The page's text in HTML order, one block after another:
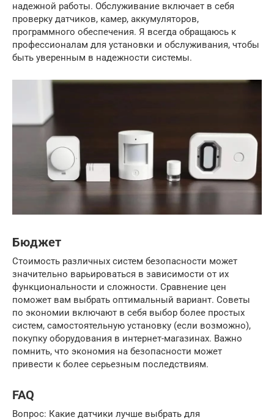
надежной работы. Обслуживание включает в себя
проверку датчиков, камер, аккумуляторов,
программного обеспечения. Я всегда обращаюсь к
профессионалам для установки и обслуживания, чтобы
быть уверенным в надежности системы.
Бюджет
Стоимость различных систем безопасности может
значительно варьироваться в зависимости от их
функциональности и сложности. Сравнение цен
поможет вам выбрать оптимальный вариант. Советы
по экономии включают в себя выбор более простых
систем, самостоятельную установку (если возможно),
покупку оборудования в интернет-магазинах. Важно
помнить, что экономия на безопасности может
привести к более серьезным последствиям.
FAQ
Вопрос: Какие датчики лучше выбрать для